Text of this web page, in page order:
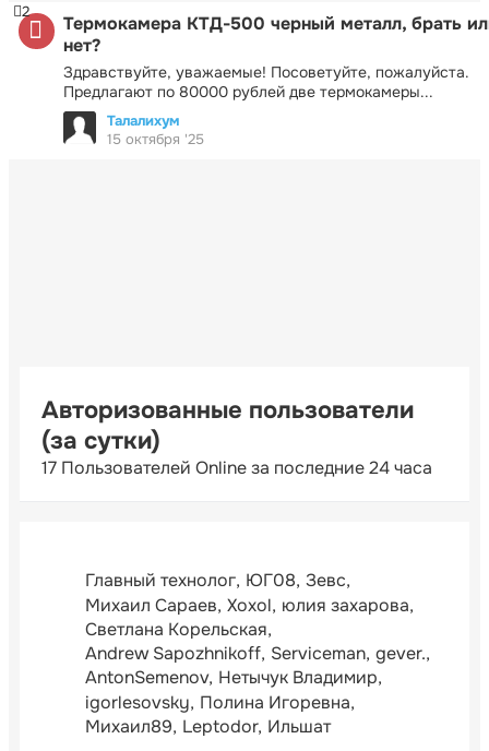
Термокамера КТД-500 черный металл, брать
нет?
Здравствуйте, уважаемые! Посоветуйте, пожалуйста.
Предлагают по 80000 рублей две термокамеры...
2
Талалихум
15 октября '25
Авторизованные пользователи
(за сутки)
17 Пользователей Online за последние 24 часа
Главный технолог ЮГ08 Зевс
Михаил Сараев Xoxol юлия захарова
Светлана Корельская
Andrew Sapozhnikoff Serviceman gever.
AntonSemenov Нетычук Владимир
igorlesovsky Полина Игоревна
Михаил89 Leptodor Ильшат